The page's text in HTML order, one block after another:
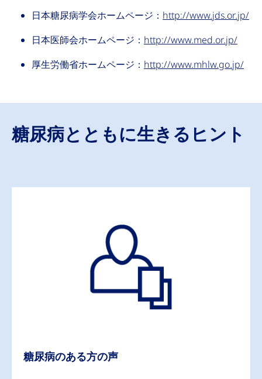
日本糖尿病学会ホームページ： http://www.jds.or.jp/
日本医師会ホームページ： http://www.med.or.jp/
厚生労働省ホームページ： http://www.mhlw.go.jp/
糖尿病とともに生きるヒント
糖尿病のある方の声